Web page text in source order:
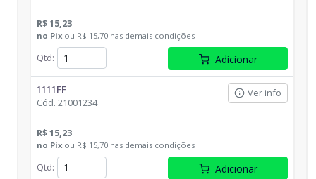
R$ 15,23
no Pix ou R$ 15,70 nas demais condições
Qtd: Adicionar
1111FF
Cód. 21001234
Ver info
R$ 15,23
no Pix ou R$ 15,70 nas demais condições
Qtd: Adicionar